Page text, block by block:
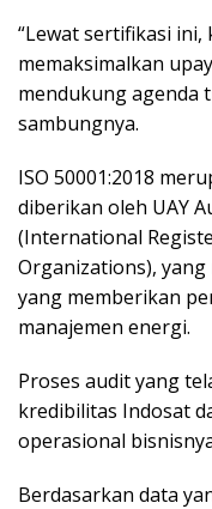
“Lewat sertifikasi
memaksimalkan
mendukung agenda
sambungnya.
ISO 50001:2018
diberikan oleh UAY
(International
Organizations),
yang memberikan
manajemen energi.
Proses audit yang
kredibilitas Indosat
operasional
Berdasarkan data